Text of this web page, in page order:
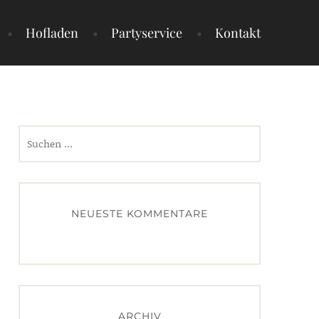
Hofladen Partyservice Kontakt
NEUESTE KOMMENTARE
ARCHIV